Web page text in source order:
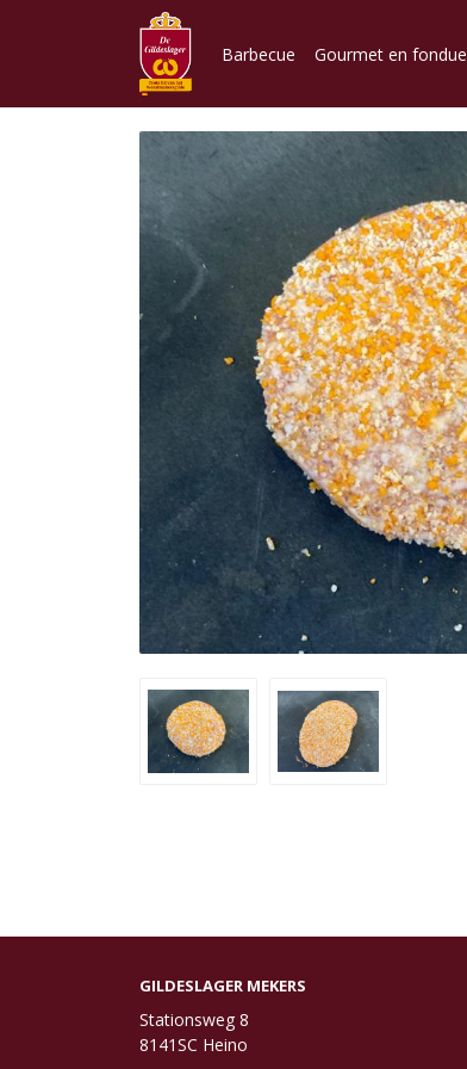
Barbecue Gourmet en fondue
GILDESLAGER MEKERS
Stationsweg 8
8141SC Heino